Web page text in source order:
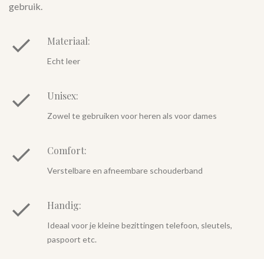
gebruik.
Materiaal:
Echt leer
Unisex:
Zowel te gebruiken voor heren als voor dames
Comfort:
Verstelbare en afneembare schouderband
Handig:
Ideaal voor je kleine bezittingen telefoon, sleutels,
paspoort etc.